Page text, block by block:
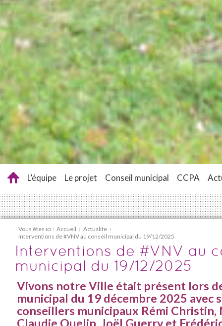
L’équipe Le projet Conseil municipal CCPA
Vous êtes ici : Accueil › Actualite ›
Interventions de #VNV au conseil municipal du 19/12/2025
Interventions de #VNV au
municipal du 19/12/2025
Vivons notre Ville était présent lors
municipal du 19 décembre 2025 avec
conseillers municipaux Rémi Christin,
Claudie Quelin, Joël Guerry et